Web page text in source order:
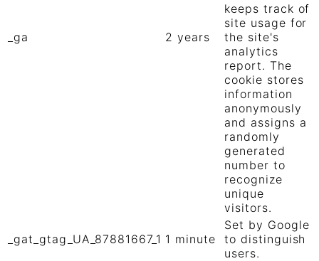
_ga 2 years
keeps track of
site usage for
the site's
analytics
report. The
cookie stores
information
anonymously
and assigns a
randomly
generated
number to
recognize
unique
visitors.
_gat_gtag_UA_87881667_1 1 minute
Set by Google
to distinguish
users.